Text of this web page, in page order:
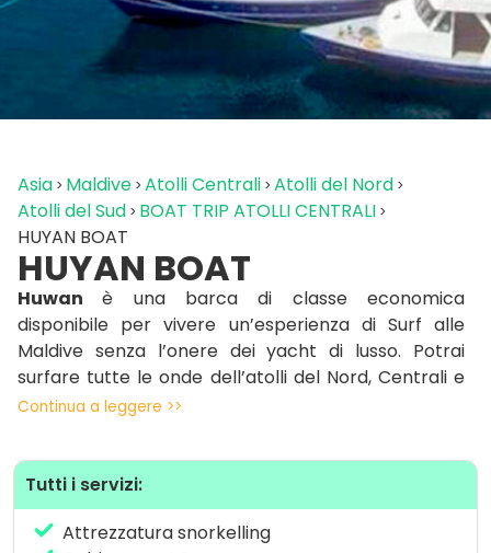
Asia Maldive Atolli Centrali Atolli del Nord
Atolli del Sud BOAT TRIP ATOLLI CENTRALI
HUYAN BOAT
HUYAN BOAT
Huwanè una barca di classe economica
disponibile per vivere un’esperienza di Surf alle
Maldive senza l’onere dei yacht di lusso. Potrai
surfare tutte le onde dell’atolli del Nord, Centrali e
Sud, accompagnato da una guida surf locale
Inoltre potrai praticare snorkelling, pescare il
pesce da preparare per la cena o visitare una delle
splendide isole locali.
Continua a leggere >>
Tutti i servizi:
Attrezzatura snorkelling